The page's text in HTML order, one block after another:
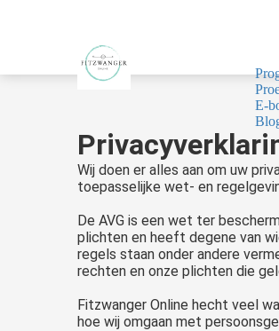
E-
Wij doen er alles aan om uw
toepasselijke wet- en
De AVG is een wet ter
plichten en heeft degene van
regels staan onder andere
rechten en onze plichten die
Fitzwanger Online hecht veel
hoe wij omgaan met